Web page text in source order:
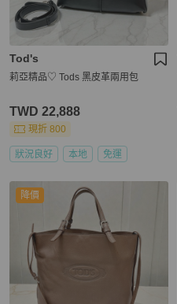
Tod's
莉亞精品♡ Tods 黑皮革兩用包
TWD 22,888
現折 800
狀況良好 本地 免運
降價